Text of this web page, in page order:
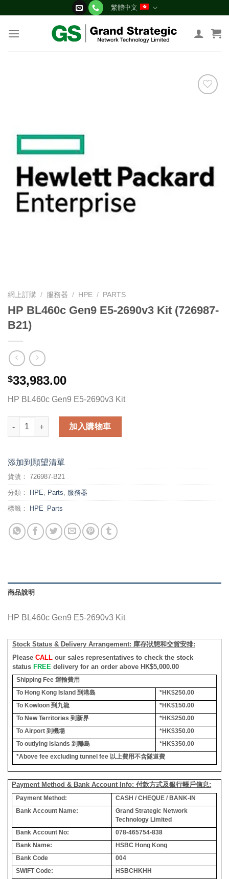
content
繁體中文
網上訂購 / 服務器 / HPE / PARTS
HP BL460c Gen9 E5-2690v3 Kit (726987-
B21)
$33,983.00
HP BL460c Gen9 E5-2690v3 Kit
HP BL460c Gen9 E5-2690v3 Kit (726987-B21) 數量
加入購物車
添加到願望清單
貨號： 726987-B21
分類： HPE, Parts, 服務器
標籤： HPE_Parts
商品說明
HP BL460c Gen9 E5-2690v3 Kit
Stock Status & Delivery Arrangement: 庫存狀態和交貨安排:
Please CALLour sales representatives to check the stock
status FREE delivery for an order above HK$5,000.00
Shipping Fee 運輸費用
To Hong Kong Island 到港島
*HK$250.00
To Kowloon 到九龍
*HK$150.00
To New Territories 到新界
*HK$250.00
To Airport 到機場
*HK$350.00
To outlying islands 到離島
*HK$350.00
*Above fee excluding tunnel fee 以上費用不含隧道費
Payment Method & Bank Account Info: 付款方式及銀行帳戶信息:
Payment Method:
CASH / CHEQUE / BANK-IN
Bank Account Name:
Grand Strategic Network
Technology Limited
Bank Account No:
078-465754-838
Bank Name:
HSBC Hong Kong
Bank Code
004
SWIFT Code:
HSBCHKHH